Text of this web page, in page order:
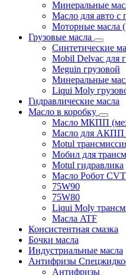
Минеральные
Масло для авто с
Моторные масла
Грузовые масла
Синтетические
Mobil Delvac для
Meguin грузовой
Минеральные
Liqui Moly
Гидравлические масла
Масло в коробку
Масло МКПП
Масло для АКПП
Motul
Мобил для
Motul гидравлика
Масло Робот CVT
75W90
75W80
Liqui Moly
Масла ATF
Консистентная смазка
Бочки масла
Индустриальные масла
Антифризы
Антифризы